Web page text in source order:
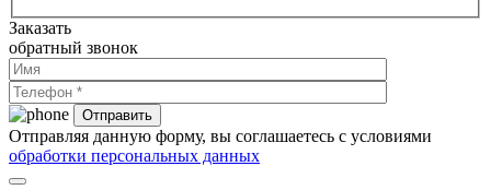
Заказать
обратный звонок
Отправляя данную форму, вы соглашаетесь с условиями
обработки персональных данных